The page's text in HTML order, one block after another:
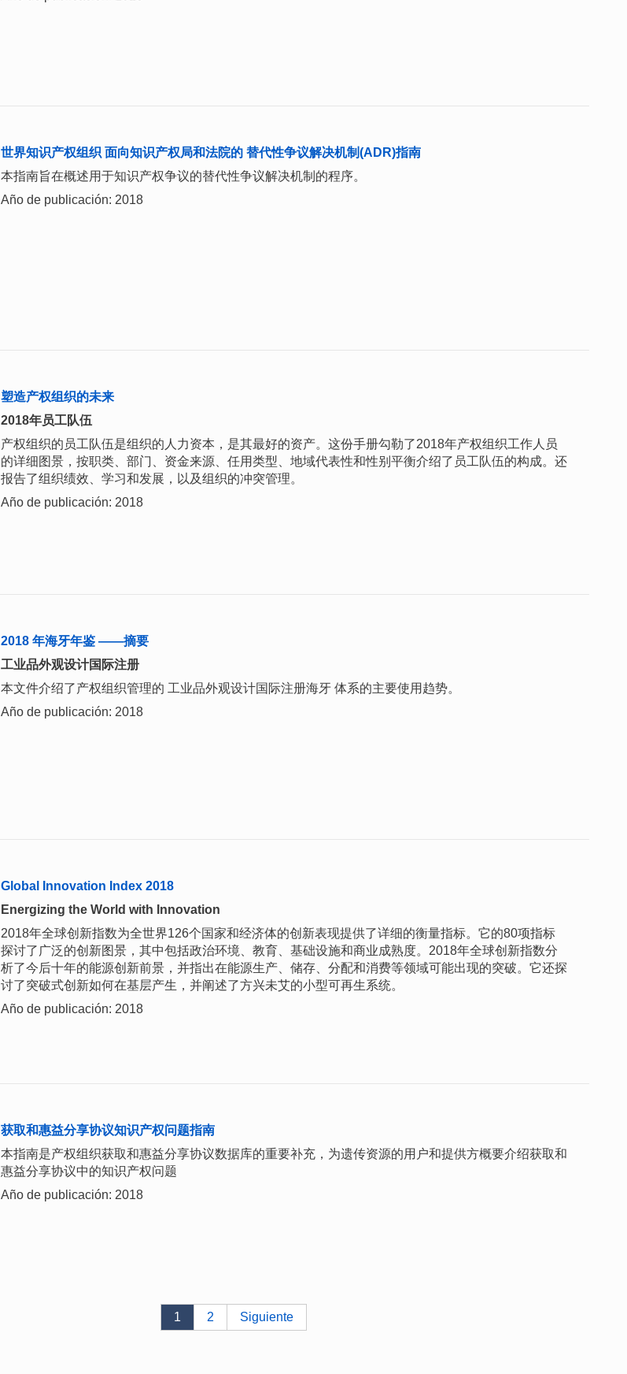
世界知识产权组织 面向知识产权局和法院的 替代性争议解决机制(ADR)指南
本指南旨在概述用于知识产权争议的替代性争议解决机制的程序。
Año de publicación: 2018
塑造产权组织的未来
2018年员工队伍
产权组织的员工队伍是组织的人力资本，是其最好的资产。这份手册勾勒了2018年产权组织工作人员
的详细图景，按职类、部门、资金来源、任用类型、地域代表性和性别平衡介绍了员工队伍的构成。还
报告了组织绩效、学习和发展，以及组织的冲突管理。
Año de publicación: 2018
2018 年海牙年鉴 ——摘要
工业品外观设计国际注册
本文件介绍了产权组织管理的 工业品外观设计国际注册海牙 体系的主要使用趋势。
Año de publicación: 2018
Global Innovation Index 2018
Energizing the World with Innovation
2018年全球创新指数为全世界126个国家和经济体的创新表现提供了详细的衡量指标。它的80项指标
探讨了广泛的创新图景，其中包括政治环境、教育、基础设施和商业成熟度。2018年全球创新指数分
析了今后十年的能源创新前景，并指出在能源生产、储存、分配和消费等领域可能出现的突破。它还探
讨了突破式创新如何在基层产生，并阐述了方兴未艾的小型可再生系统。
Año de publicación: 2018
获取和惠益分享协议知识产权问题指南
本指南是产权组织获取和惠益分享协议数据库的重要补充，为遗传资源的用户和提供方概要介绍获取和
惠益分享协议中的知识产权问题
Año de publicación: 2018
1 2 Siguiente